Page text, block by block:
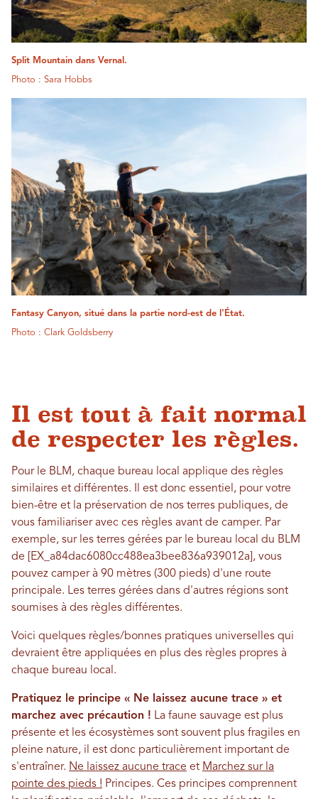
Split Mountain dans Vernal.
Photo : Sara Hobbs
Fantasy Canyon, situé dans la partie nord-est de l'État.
Photo : Clark Goldsberry
Il est tout à fait normal
de respecter les règles.
Pour le BLM, chaque bureau local applique des règles
similaires et différentes. Il est donc essentiel, pour votre
bien-être et la préservation de nos terres publiques, de
vous familiariser avec ces règles avant de camper. Par
exemple, sur les terres gérées par le bureau local du BLM
de [EX_a84dac6080cc488ea3bee836a939012a], vous
pouvez camper à 90 mètres (300 pieds) d'une route
principale. Les terres gérées dans d'autres régions sont
soumises à des règles différentes.
Voici quelques règles/bonnes pratiques universelles qui
devraient être appliquées en plus des règles propres à
chaque bureau local.
Pratiquez le principe « Ne laissez aucune trace » et
marchez avec précaution ! La faune sauvage est plus
présente et les écosystèmes sont souvent plus fragiles en
pleine nature, il est donc particulièrement important de
s'entraîner. Ne laissez aucune trace et Marchez sur la
pointe des pieds ! Principes. Ces principes comprennent